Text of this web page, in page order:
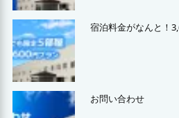
宿泊料金がなんと！
お問い合わせ